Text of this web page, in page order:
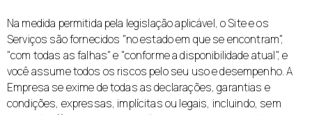
Na medida permitida pela legislação aplicável, o Site e os
Serviços são fornecidos "no estado em que se encontram",
"com todas as falhas" e "conforme a disponibilidade atual", e
você assume todos os riscos pelo seu uso e desempenho. A
Empresa se exime de todas as declarações, garantias e
condições, expressas, implícitas ou legais, incluindo, sem